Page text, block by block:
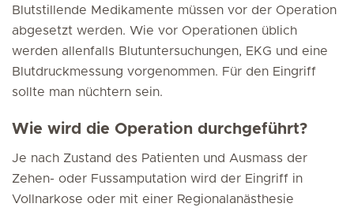
Blutstillende Medikamente müssen vor der Operation
abgesetzt werden. Wie vor Operationen üblich
werden allenfalls Blutuntersuchungen, EKG und eine
Blutdruckmessung vorgenommen. Für den Eingriff
sollte man nüchtern sein.
Wie wird die Operation durchgeführt?
Je nach Zustand des Patienten und Ausmass der
Zehen- oder Fussamputation wird der Eingriff in
Vollnarkose oder mit einer Regionalanästhesie